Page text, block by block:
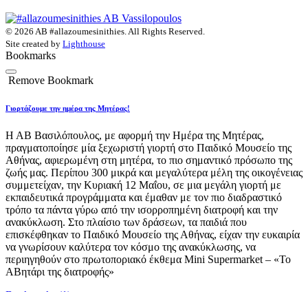
© 2026 AB #allazoumesinithies. All Rights Reserved.
Site created by Lighthouse
Bookmarks
Remove Bookmark
Γιορτάζουμε την ημέρα της Μητέρας!
Η ΑΒ Βασιλόπουλος, με αφορμή την Ημέρα της Μητέρας,
πραγματοποίησε μία ξεχωριστή γιορτή στο Παιδικό Μουσείο της
Αθήνας, αφιερωμένη στη μητέρα, το πιο σημαντικό πρόσωπο της
ζωής μας. Περίπου 300 μικρά και μεγαλύτερα μέλη της οικογένειας
συμμετείχαν, την Κυριακή 12 Μαΐου, σε μια μεγάλη γιορτή με
εκπαιδευτικά προγράμματα και έμαθαν με τον πιο διαδραστικό
τρόπο τα πάντα γύρω από την ισορροπημένη διατροφή και την
ανακύκλωση. Στο πλαίσιο των δράσεων, τα παιδιά που
επισκέφθηκαν το Παιδικό Μουσείο της Αθήνας, είχαν την ευκαιρία
να γνωρίσουν καλύτερα τον κόσμο της ανακύκλωσης, να
περιηγηθούν στο πρωτοποριακό έκθεμα Mini Supermarket – «Το
ΑΒητάρι της διατροφής»